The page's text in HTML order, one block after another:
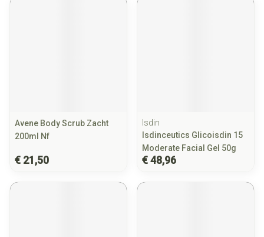
Avene Body Scrub Zacht
200ml Nf
€ 21,50
Isdin
Isdinceutics Glicoisdin 15
Moderate Facial Gel 50g
€ 48,96